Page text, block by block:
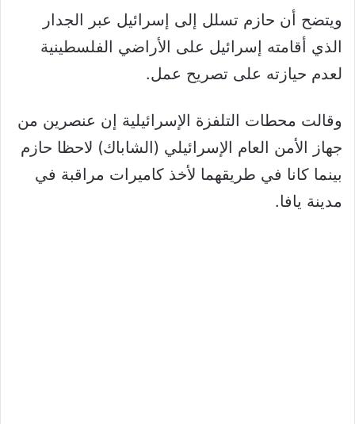
ويتضح أن حازم تسلل إلى إسرائيل عبر الجدار
الذي أقامته إسرائيل على الأراضي الفلسطينية
لعدم حيازته على تصريح عمل.
وقالت محطات التلفزة الإسرائيلية إن عنصرين من
جهاز الأمن العام الإسرائيلي (الشاباك) لاحظا حازم
بينما كانا في طريقهما لأخذ كاميرات مراقبة في
مدينة يافا.